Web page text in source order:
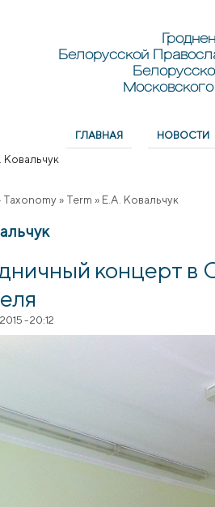
Белорусской
ГЛАВНАЯ НОВОСТИ
Ковальчук
Taxonomy » Term » Е.А. Ковальчук
концерт
- 20:12